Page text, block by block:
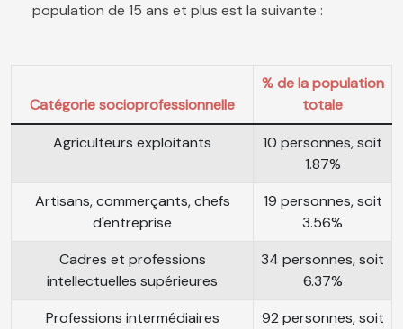
population de 15 ans et plus est la suivante :
Catégorie socioprofessionnelle
% de la population
totale
Agriculteurs exploitants
10 personnes, soit
1.87%
Artisans, commerçants, chefs
d'entreprise
19 personnes, soit
3.56%
Cadres et professions
intellectuelles supérieures
34 personnes, soit
6.37%
Professions intermédiaires
92 personnes, soit